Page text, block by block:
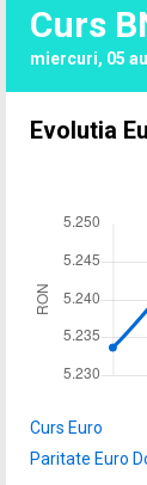
Curs
miercuri, 05
Evolutia
Curs Euro
Paritate Euro